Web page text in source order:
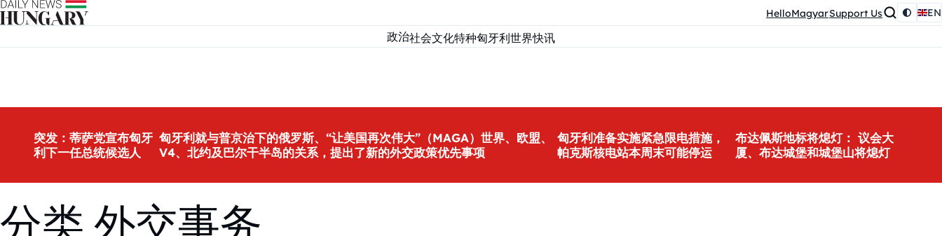
Skip to content HelloMagyarSupport Us EN
政治社会文化特种匈牙利世界快讯
突发：蒂萨党宣布匈牙
利下一任总统候选人
匈牙利就与普京治下的俄罗斯、“让美国再次伟大”（MAGA）世界、欧盟、
V4、北约及巴尔干半岛的关系，提出了新的外交政策优先事项
匈牙利准备实施紧急限电措施，
帕克斯核电站本周末可能停运
布达佩斯地标将熄灯： 议会大
厦、布达城堡和城堡山将熄灯
分类 外交事务